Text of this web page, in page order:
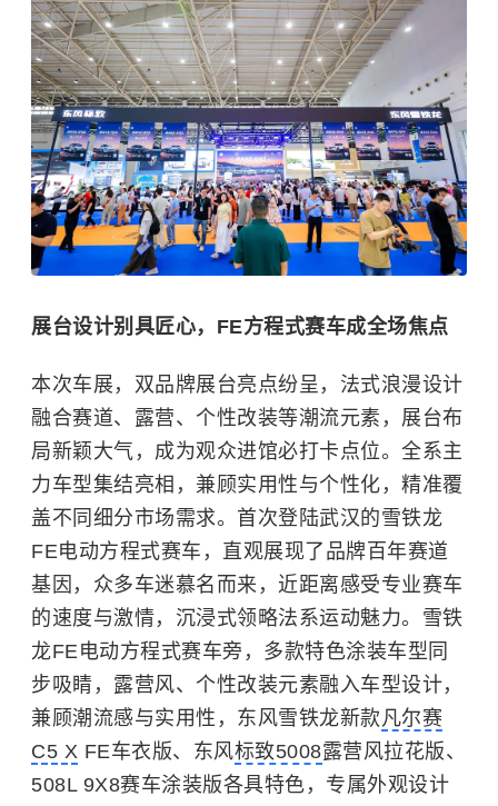
展台设计别具匠心，FE方程式赛车成全场焦点
本次车展，双品牌展台亮点纷呈，法式浪漫设计
融合赛道、露营、个性改装等潮流元素，展台布
局新颖大气，成为观众进馆必打卡点位。全系主
力车型集结亮相，兼顾实用性与个性化，精准覆
盖不同细分市场需求。首次登陆武汉的雪铁龙
FE电动方程式赛车，直观展现了品牌百年赛道
基因，众多车迷慕名而来，近距离感受专业赛车
的速度与激情，沉浸式领略法系运动魅力。雪铁
龙FE电动方程式赛车旁，多款特色涂装车型同
步吸睛，露营风、个性改装元素融入车型设计，
兼顾潮流感与实用性，东风雪铁龙新款凡尔赛
C5 X FE车衣版、东风标致5008露营风拉花版、
508L 9X8赛车涂装版各具特色，专属外观设计